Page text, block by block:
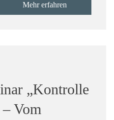
Mehr erfahren
„Kontrolle
Vom